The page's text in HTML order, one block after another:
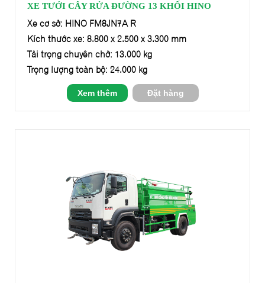
XE TƯỚI CÂY RỬA ĐƯỜNG 13 KHỐI HINO
Xe cơ sở: HINO FM8JN7A-R
Kích thước xe: 8.800 x 2.500 x 3.300 mm
Tải trọng chuyên chở: 13.000 kg
Trọng lượng toàn bộ: 24.000 kg
Xem thêm Đặt hàng